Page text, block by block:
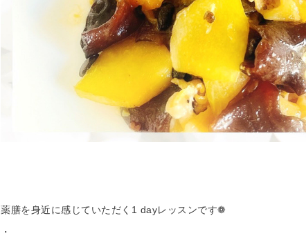
薬膳を身近に感じていただく1 dayレッスンです❁︎
・